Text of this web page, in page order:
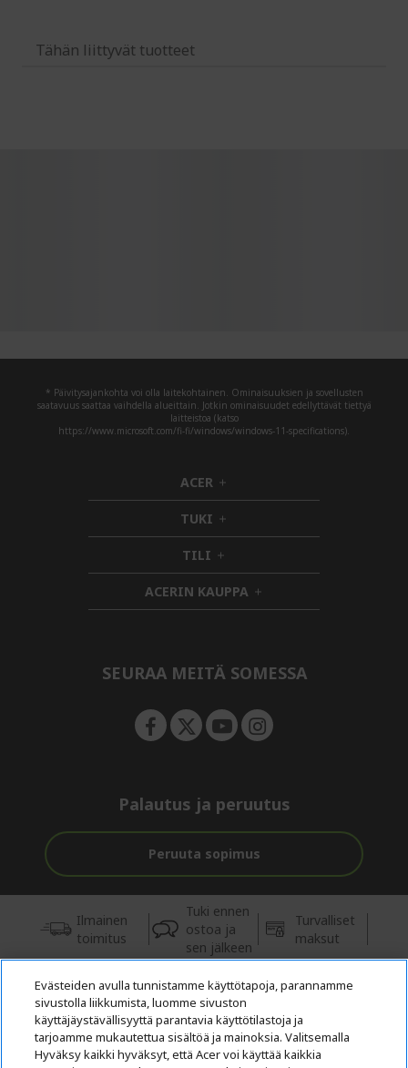
Tähän liittyvät tuotteet
* Päivitysajankohta voi olla laitekohtainen. Ominaisuuksien ja sovellusten
saatavuus saattaa vaihdella alueittain. Jotkin ominaisuudet edellyttävät tiettyä
laitteistoa (katso
https://www.microsoft.com/fi-fi/windows/windows-11-specifications).
ACER h
i
d
d
e
n
TUKI h
i
d
d
e
n
TILI h
i
d
d
ACERIN KAUPPA h
i
e
SEURAA MEITÄ SOMESSA
Palautus ja peruutus
Peruuta sopimus
Ilmainen
toimitus
Tuki ennen
ostoa ja
sen jälkeen
Turvalliset
maksut
© 2026 Acer Inc.
Tästä kaupasta ostettavien tuotteiden ja palvelujen valtuutettu
jälleenmyyjä on CPYou BV.
Evästeiden avulla tunnistamme käyttötapoja, parannamme
sivustolla liikkumista, luomme sivuston
käyttäjäystävällisyyttä parantavia käyttötilastoja ja
tarjoamme mukautettua sisältöä ja mainoksia. Valitsemalla
Hyväksy kaikki hyväksyt, että Acer voi käyttää kaikkia